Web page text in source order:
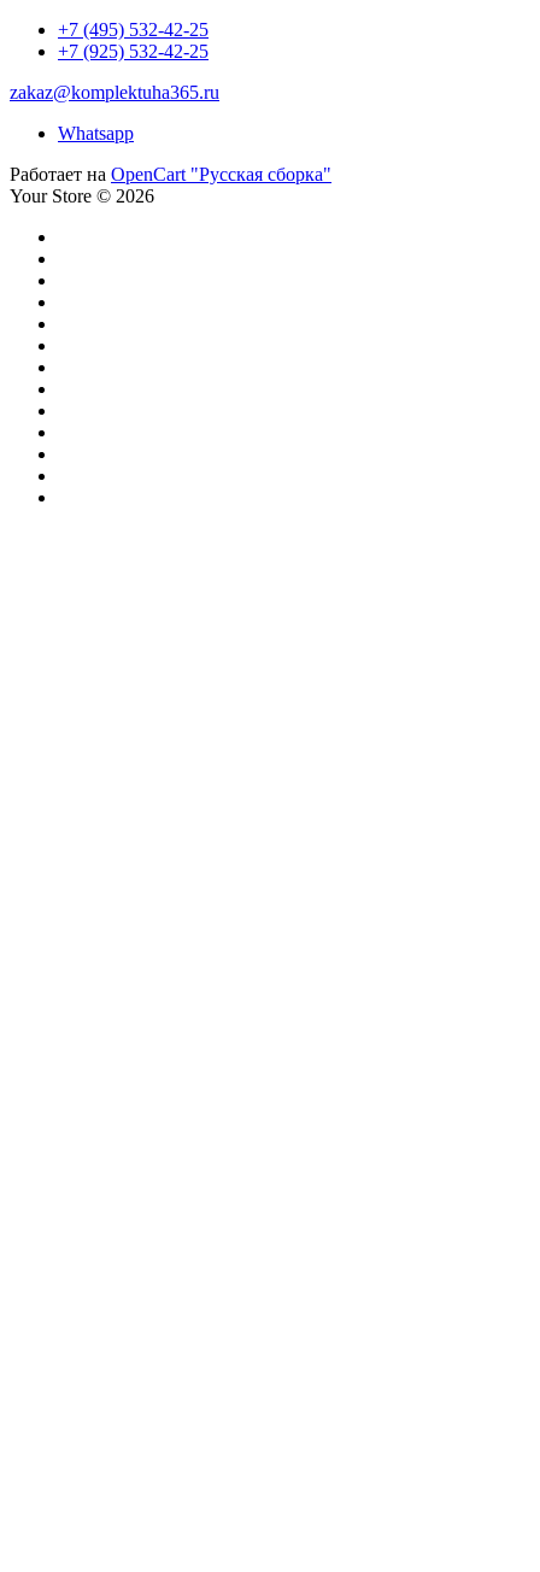
+7 (495) 532-42-25
+7 (925) 532-42-25
zakaz@komplektuha365.ru
Whatsapp
Работает на OpenCart "Русская сборка"
Your Store © 2026